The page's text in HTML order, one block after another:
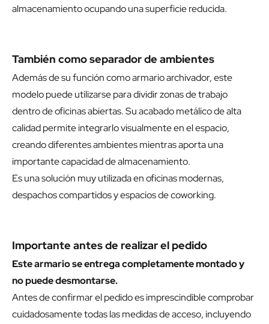
almacenamiento ocupando una superficie reducida.
También como separador de ambientes
Además de su función como armario archivador, este
modelo puede utilizarse para dividir zonas de trabajo
dentro de oficinas abiertas. Su acabado metálico de alta
calidad permite integrarlo visualmente en el espacio,
creando diferentes ambientes mientras aporta una
importante capacidad de almacenamiento.
Es una solución muy utilizada en oficinas modernas,
despachos compartidos y espacios de coworking.
Importante antes de realizar el pedido
Este armario se entrega completamente montado y
no puede desmontarse.
Antes de confirmar el pedido es imprescindible comprobar
cuidadosamente todas las medidas de acceso, incluyendo